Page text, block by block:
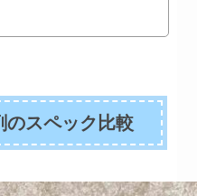
のスペック比較